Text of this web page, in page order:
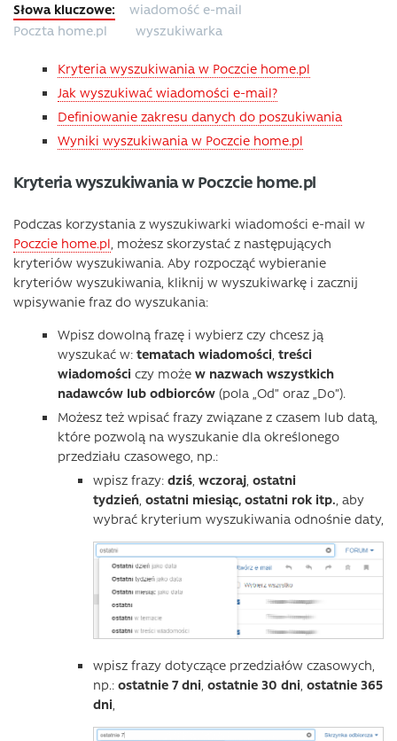
wiadomość e-mail
Poczta home.pl
wyszukiwarka
Kryteria wyszukiwania w Poczcie home.pl
Jak wyszukiwać wiadomości e-mail?
Definiowanie zakresu danych do poszukiwania
Wyniki wyszukiwania w Poczcie home.pl
Kryteria wyszukiwania w Poczcie home.pl
Podczas korzystania z wyszukiwarki wiadomości e-mail w
Poczcie home.pl, możesz skorzystać z następujących
kryteriów wyszukiwania. Aby rozpocząć wybieranie
kryteriów wyszukiwania, kliknij w wyszukiwarkę i zacznij
wpisywanie fraz do wyszukania:
Wpisz dowolną frazę i wybierz czy chcesz ją
wyszukać w: tematach wiadomości, treści
wiadomości czy może w nazwach wszystkich
nadawców lub odbiorców (pola „Od” oraz „Do”).
Możesz też wpisać frazy związane z czasem lub datą,
które pozwolą na wyszukanie dla określonego
przedziału czasowego, np.:
wpisz frazy: dziś, wczoraj, ostatni
tydzień, ostatni miesiąc, ostatni rok itp., aby
wybrać kryterium wyszukiwania odnośnie daty,
wpisz frazy dotyczące przedziałów czasowych,
np.: ostatnie 7 dni, ostatnie 30 dni, ostatnie 365
dni,